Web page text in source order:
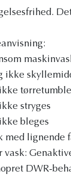
ikke
stryges
bleges
med lignende
vask:
DWR-